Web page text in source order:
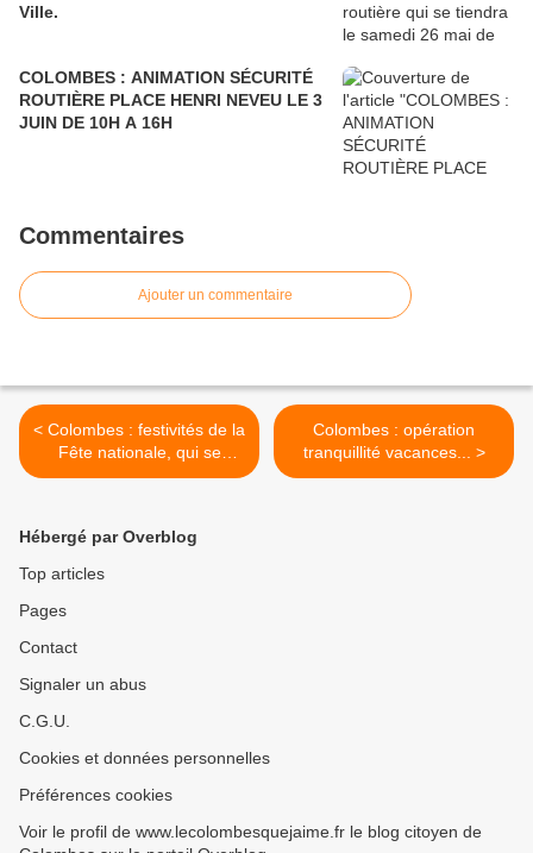
Ville.
COLOMBES : ANIMATION SÉCURITÉ
ROUTIÈRE PLACE HENRI NEVEU LE 3
JUIN DE 10H A 16H
Commentaires
Ajouter un commentaire
< Colombes : festivités de la
Fête nationale, qui se
tiendront le 13 juillet 2018 à
Colombes : opération
tranquillité vacances... >
Hébergé par Overblog
Top articles
Pages
Contact
Signaler un abus
C.G.U.
Cookies et données personnelles
Préférences cookies
Voir le profil de www.lecolombesquejaime.fr le blog citoyen de